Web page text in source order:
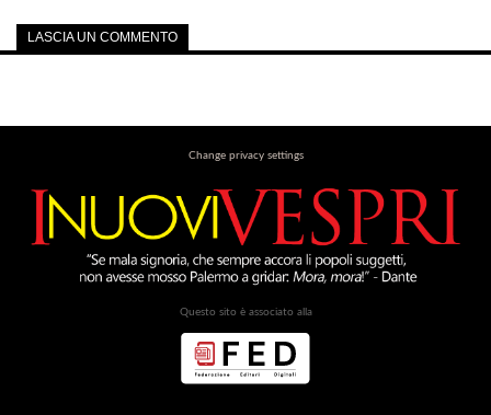
LASCIA UN COMMENTO
Change privacy settings
Questo sito è associato alla